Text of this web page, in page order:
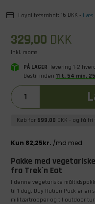
Loyalitetsrabat: 16 DKK - Læs
329,00 DKK
Inkl. moms
PÅ LAGER levering 1-2
Bestil inden 11 t. 54 min. 25
Køb for 699,00 DKK - og få fri
Pakke med
fra Trek´n Eat
I denne vegetariske
til 1 dag. Day Ration Pack er
militærtropper og til outdoor